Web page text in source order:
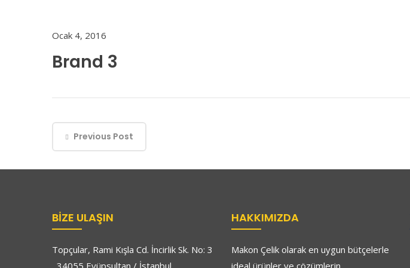
Ocak 4, 2016
Brand 3
Previous Post
BIZE ULAŞIN
Topçular, Rami Kışla Cd. İncirlik Sk. No: 3
, 34055 Eyüpsultan / İstanbul
HAKKIMIZDA
Makon Çelik olarak en uygun bütçelerle
ideal ürünler ve çözümlerin